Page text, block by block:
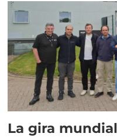
La gira